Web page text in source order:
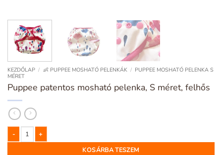
KEZDŐLAP / 👶 PUPPEE MOSHATÓ PELENKÁK / PUPPEE MOSHATÓ PELENKA S
MÉRET
Puppee patentos mosható pelenka, S méret, felhős
Puppee patentos mosható pelenka, S méret, felhős mennyiség
KOSÁRBA TESZEM